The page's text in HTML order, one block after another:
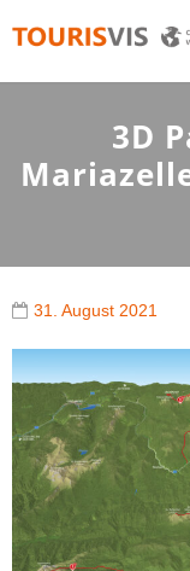
3D Panoramakarten
3D
31. August 2021